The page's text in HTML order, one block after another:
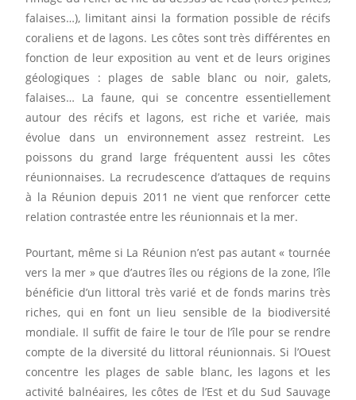
falaises…), limitant ainsi la formation possible de récifs
coraliens et de lagons. Les côtes sont très différentes en
fonction de leur exposition au vent et de leurs origines
géologiques : plages de sable blanc ou noir, galets,
falaises… La faune, qui se concentre essentiellement
autour des récifs et lagons, est riche et variée, mais
évolue dans un environnement assez restreint. Les
poissons du grand large fréquentent aussi les côtes
réunionnaises. La recrudescence d’attaques de requins
à la Réunion depuis 2011 ne vient que renforcer cette
relation contrastée entre les réunionnais et la mer.
Pourtant, même si La Réunion n’est pas autant « tournée
vers la mer » que d’autres îles ou régions de la zone, l’île
bénéficie d’un littoral très varié et de fonds marins très
riches, qui en font un lieu sensible de la biodiversité
mondiale. Il suffit de faire le tour de l’île pour se rendre
compte de la diversité du littoral réunionnais. Si l’Ouest
concentre les plages de sable blanc, les lagons et les
activité balnéaires, les côtes de l’Est et du Sud Sauvage